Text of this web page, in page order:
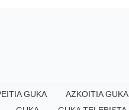
GUKA AZKOITIA GUKA